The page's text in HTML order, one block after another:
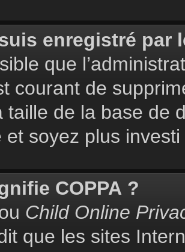
enregistré par
que
courant de
taille de la base de
et soyez plus
COPPA ?
Child Online
que les sites